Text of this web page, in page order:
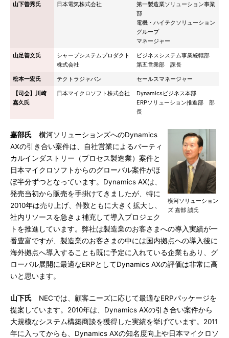
山下善秀氏
日本電気株式会社
第一製造業ソリューション事業
部
電機・ハイテクソリューション
グループ
マネージャー
山足善文氏
シャープシステムプロダクト
株式会社
ビジネスシステム事業統轄部
第五営業部 課長
松本一宏氏
テクトラジャパン
セールスマネージャー
【司会】川崎
嘉久氏
日本マイクロソフト株式会社
Dynamicsビジネス本部
ERPソリューション推進部 部
長
横河ソリューション
ズ 嘉部 誠氏
嘉部氏 横河ソリューションズへのDynamics
AXの引き合い案件は、自社営業によるバーティ
カルインダストリー（プロセス製造業）案件と
日本マイクロソフトからのグローバル案件がほ
ぼ半分ずつとなっています。Dynamics AXは、
発売当初から販売を手掛けてきましたが、特に
2010年は売り上げ、件数ともに大きく拡大し、
社内リソースを急きょ補充して導入プロジェク
トを推進しています。弊社は製造業のお客さまへの導入実績が一
番豊富ですが、製造業のお客さまの中には国内拠点への導入後に
海外拠点へ導入することも既に予定に入れている企業もあり、グ
ローバル展開に最適なERPとしてDynamics AXの評価は非常に高
いと思います。
山下氏 NECでは、顧客ニーズに応じて最適なERPパッケージを
提案しています。2010年は、Dynamics AXの引き合い案件から
大規模なシステム構築商談を獲得した実績を挙げています。2011
年に入ってからも、Dynamics AXの知名度向上や日本マイクロソ